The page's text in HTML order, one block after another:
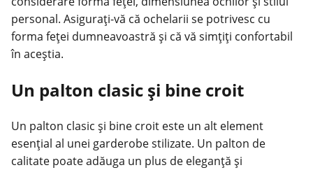
personal. Asigurați-vă că ochelarii se potrivesc cu
forma feței dumneavoastră și că vă simțiți confortabil
în aceștia.
Un palton clasic și bine croit
Un palton clasic și bine croit este un alt element
esențial al unei garderobe stilizate. Un palton de
calitate poate adăuga un plus de eleganță și